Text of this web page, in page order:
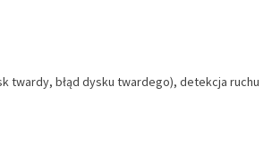
twardy, błąd dysku twardego), detekcja ruchu